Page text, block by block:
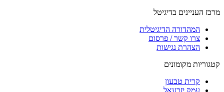
מרכז העניינים בדיגיטל
המהדורה הדיגיטלית
צרו קשר / פרסום
הצהרת נגישות
קטגוריות מקומונים
קרית טבעון
עמק יזרעאל